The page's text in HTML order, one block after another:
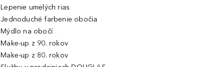
Lepenie umelých rias
Jednoduché farbenie obočia
Mýdlo na obočí
Make-up z 90. rokov
Make-up z 80. rokov